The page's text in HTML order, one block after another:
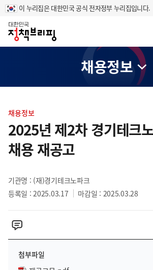
이 누리집은 대한민국 공식 전자정부 누리집입니다.
홈
채용정보
텐
츠
영
역
채용정보
2025년 제2차 경기테크
채용 재공고
기관명 : (재)경기테크노파크
등록일 : 2025.03.17
마감일 : 2025.03.28
첨부파일